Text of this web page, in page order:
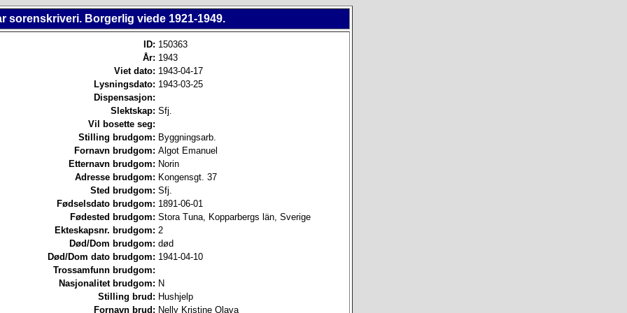
sorenskriveri. Borgerlig viede 1921-1949.
ID: 150363
År: 1943
Viet dato: 1943-04-17
Lysningsdato: 1943-03-25
Dispensasjon:
Slektskap: Sfj.
Vil bosette seg:
Stilling brudgom: Byggningsarb.
Fornavn brudgom: Algot Emanuel
Etternavn brudgom: Norin
Adresse brudgom: Kongensgt. 37
Sted brudgom: Sfj.
Fødselsdato brudgom: 1891-06-01
Fødested brudgom: Stora Tuna, Kopparbergs län, Sverige
Ekteskapsnr. brudgom: 2
Død/Dom brudgom: død
Død/Dom dato brudgom: 1941-04-10
Trossamfunn brudgom:
Nasjonalitet brudgom: N
Stilling brud: Hushjelp
Fornavn brud: Nelly Kristine Olava